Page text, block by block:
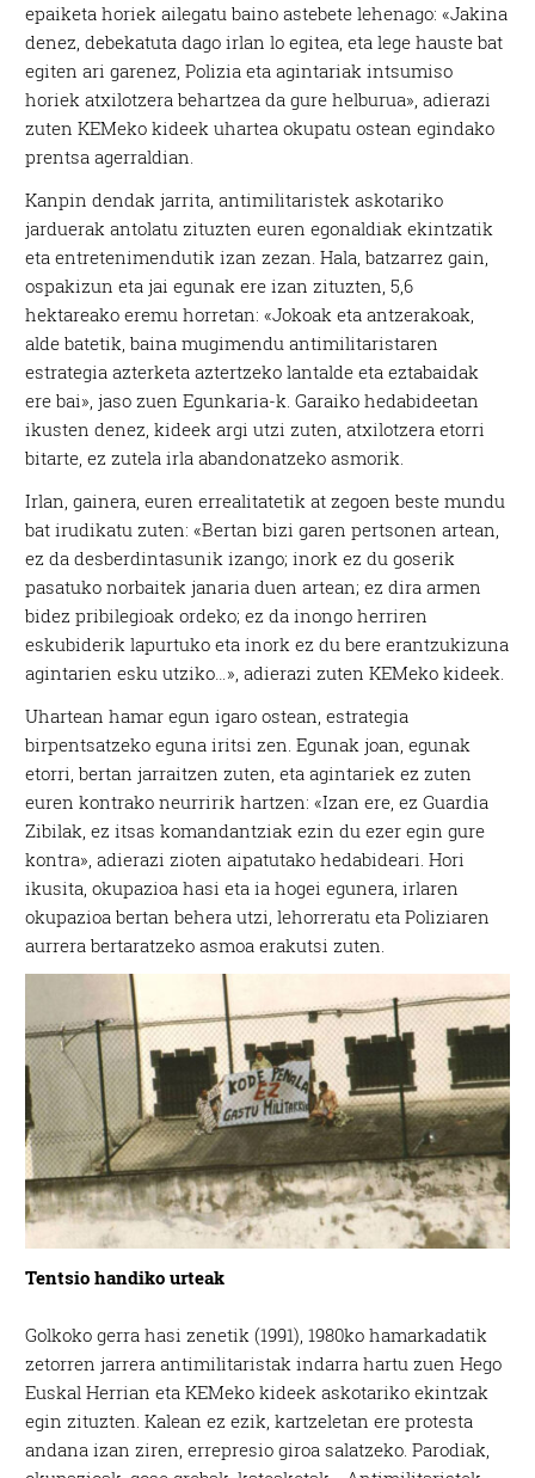
epaiketa horiek ailegatu baino astebete lehenago: «Jakina
denez, debekatuta dago irlan lo egitea, eta lege hauste bat
egiten ari garenez, Polizia eta agintariak intsumiso
horiek atxilotzera behartzea da gure helburua», adierazi
zuten KEMeko kideek uhartea okupatu ostean egindako
prentsa agerraldian.
Kanpin dendak jarrita, antimilitaristek askotariko
jarduerak antolatu zituzten euren egonaldiak ekintzatik
eta entretenimendutik izan zezan. Hala, batzarrez gain,
ospakizun eta jai egunak ere izan zituzten, 5,6
hektareako eremu horretan: «Jokoak eta antzerakoak,
alde batetik, baina mugimendu antimilitaristaren
estrategia azterketa aztertzeko lantalde eta eztabaidak
ere bai», jaso zuen Egunkaria-k. Garaiko hedabideetan
ikusten denez, kideek argi utzi zuten, atxilotzera etorri
bitarte, ez zutela irla abandonatzeko asmorik.
Irlan, gainera, euren errealitatetik at zegoen beste mundu
bat irudikatu zuten: «Bertan bizi garen pertsonen artean,
ez da desberdintasunik izango; inork ez du goserik
pasatuko norbaitek janaria duen artean; ez dira armen
bidez pribilegioak ordeko; ez da inongo herriren
eskubiderik lapurtuko eta inork ez du bere erantzukizuna
agintarien esku utziko…», adierazi zuten KEMeko kideek.
Uhartean hamar egun igaro ostean, estrategia
birpentsatzeko eguna iritsi zen. Egunak joan, egunak
etorri, bertan jarraitzen zuten, eta agintariek ez zuten
euren kontrako neurririk hartzen: «Izan ere, ez Guardia
Zibilak, ez itsas komandantziak ezin du ezer egin gure
kontra», adierazi zioten aipatutako hedabideari. Hori
ikusita, okupazioa hasi eta ia hogei egunera, irlaren
okupazioa bertan behera utzi, lehorreratu eta Poliziaren
aurrera bertaratzeko asmoa erakutsi zuten.
Tentsio handiko urteak
Golkoko gerra hasi zenetik (1991), 1980ko hamarkadatik
zetorren jarrera antimilitaristak indarra hartu zuen Hego
Euskal Herrian eta KEMeko kideek askotariko ekintzak
egin zituzten. Kalean ez ezik, kartzeletan ere protesta
andana izan ziren, errepresio giroa salatzeko. Parodiak,